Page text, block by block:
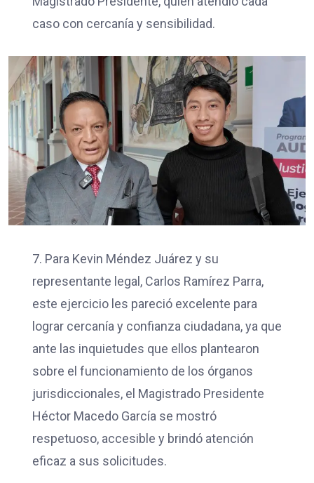
caso con cercanía y sensibilidad.
7. Para Kevin Méndez Juárez y su
representante legal, Carlos Ramírez Parra,
este ejercicio les pareció excelente para
lograr cercanía y confianza ciudadana, ya que
ante las inquietudes que ellos plantearon
sobre el funcionamiento de los órganos
jurisdiccionales, el Magistrado Presidente
Héctor Macedo García se mostró
respetuoso, accesible y brindó atención
eficaz a sus solicitudes.